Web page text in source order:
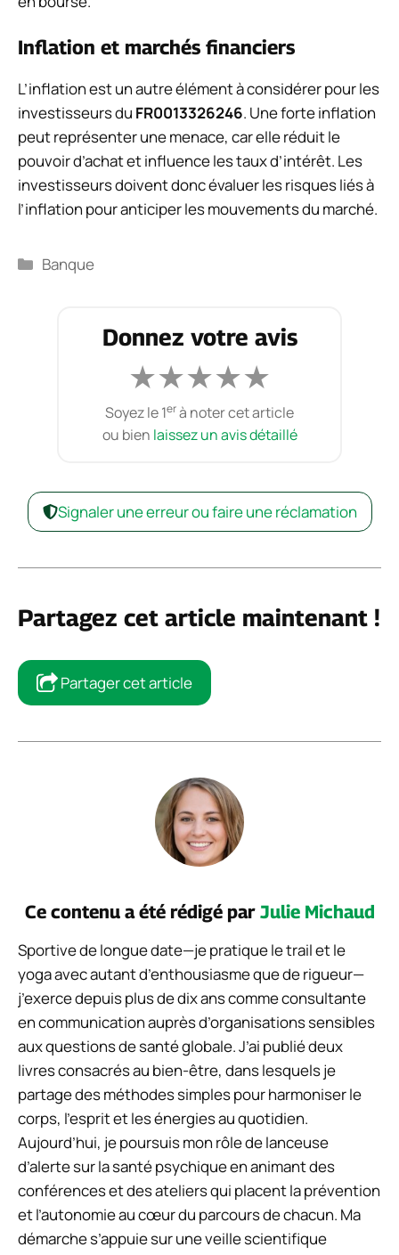
Inflation et marchés financiers
L’inflation est un autre élément à considérer pour les
investisseurs du FR0013326246. Une forte inflation
peut représenter une menace, car elle réduit le
pouvoir d’achat et influence les taux d’intérêt. Les
investisseurs doivent donc évaluer les risques liés à
l’inflation pour anticiper les mouvements du marché.
Catégories
Banque
Donnez votre avis
★★★★★
Soyez le 1erà noter cet article
ou bien laissez un avis détaillé
Signaler une erreur ou faire une réclamation
Partagez cet article maintenant !
Partager cet article
Ce contenu a été rédigé par Julie Michaud
Sportive de longue date—je pratique le trail et le
yoga avec autant d’enthousiasme que de rigueur—
j’exerce depuis plus de dix ans comme consultante
en communication auprès d’organisations sensibles
aux questions de santé globale. J’ai publié deux
livres consacrés au bien-être, dans lesquels je
partage des méthodes simples pour harmoniser le
corps, l’esprit et les énergies au quotidien.
Aujourd’hui, je poursuis mon rôle de lanceuse
d’alerte sur la santé psychique en animant des
conférences et des ateliers qui placent la prévention
et l’autonomie au cœur du parcours de chacun. Ma
démarche s’appuie sur une veille scientifique